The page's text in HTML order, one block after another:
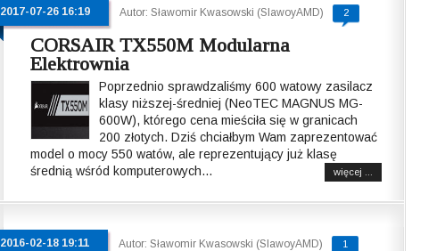
2017-07-26 16:19 Autor: Sławomir Kwasowski (SlawoyAMD) 2
CORSAIR TX550M Modularna
Elektrownia
Poprzednio sprawdzaliśmy 600 watowy zasilacz
klasy niższej-średniej (NeoTEC MAGNUS MG-
600W), którego cena mieściła się w granicach
200 złotych. Dziś chciałbym Wam zaprezentować
model o mocy 550 watów, ale reprezentujący już klasę
średnią wśród komputerowych...
więcej ...
2016-02-18 19:11 Autor: Sławomir Kwasowski (SlawoyAMD) 1